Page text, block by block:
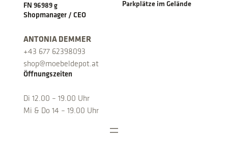
FN 96989 g
Parkplätze im Gelände
Shopmanager / CEO
ANTONIA DEMMER
+43 677 62398093
shop@moebeldepot.at
Öffnungszeiten
Di 12.00 – 19.00 Uhr
Mi & Do 14 – 19.00 Uhr